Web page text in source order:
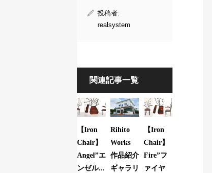
投稿者:
realsystem
関連記事一覧
【Iron
Chair】
Angel”エ
ンゼル...
Rihito
Works
作品紹介
ギャラリ
【Iron
Chair】
Fire”フ
ァイヤ